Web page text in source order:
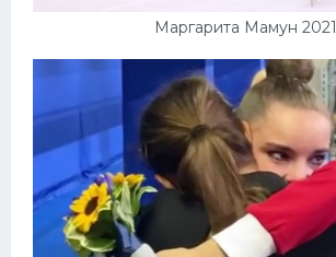
Маргарита Мамун 2021